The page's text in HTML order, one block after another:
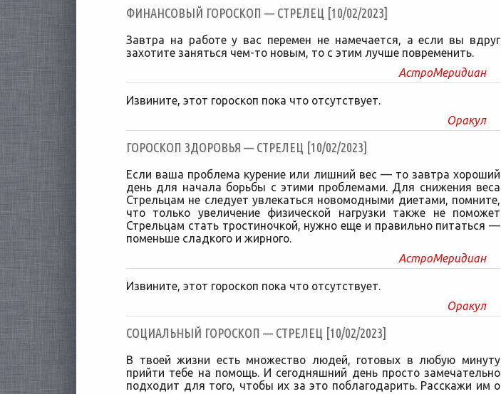
ФИНАНСОВЫЙ ГОРОСКОП — СТРЕЛЕЦ [10/02/2023]
Завтра на работе у вас перемен не намечается, а если вы вдруг
захотите заняться чем-то новым, то с этим лучше повременить.
АстроМеридиан
Извините, этот гороскоп пока что отсутствует.
Оракул
ГОРОСКОП ЗДОРОВЬЯ — СТРЕЛЕЦ [10/02/2023]
Если ваша проблема курение или лишний вес — то завтра хороший
день для начала борьбы с этими проблемами. Для снижения веса
Стрельцам не следует увлекаться новомодными диетами, помните,
что только увеличение физической нагрузки также не поможет
Стрельцам стать тростиночкой, нужно еще и правильно питаться —
поменьше сладкого и жирного.
АстроМеридиан
Извините, этот гороскоп пока что отсутствует.
Оракул
CОЦИАЛЬНЫЙ ГОРОСКОП — СТРЕЛЕЦ [10/02/2023]
В твоей жизни есть множество людей, готовых в любую минуту
прийти тебе на помощь. И сегодняшний день просто замечательно
подходит для того, чтобы их за это поблагодарить. Расскажи им о